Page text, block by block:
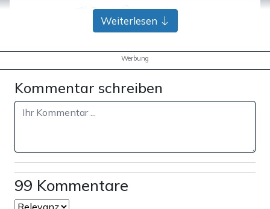
Bank-Überweisung
Weiterlesen
Werbung
Kommentar schreiben
99 Kommentare